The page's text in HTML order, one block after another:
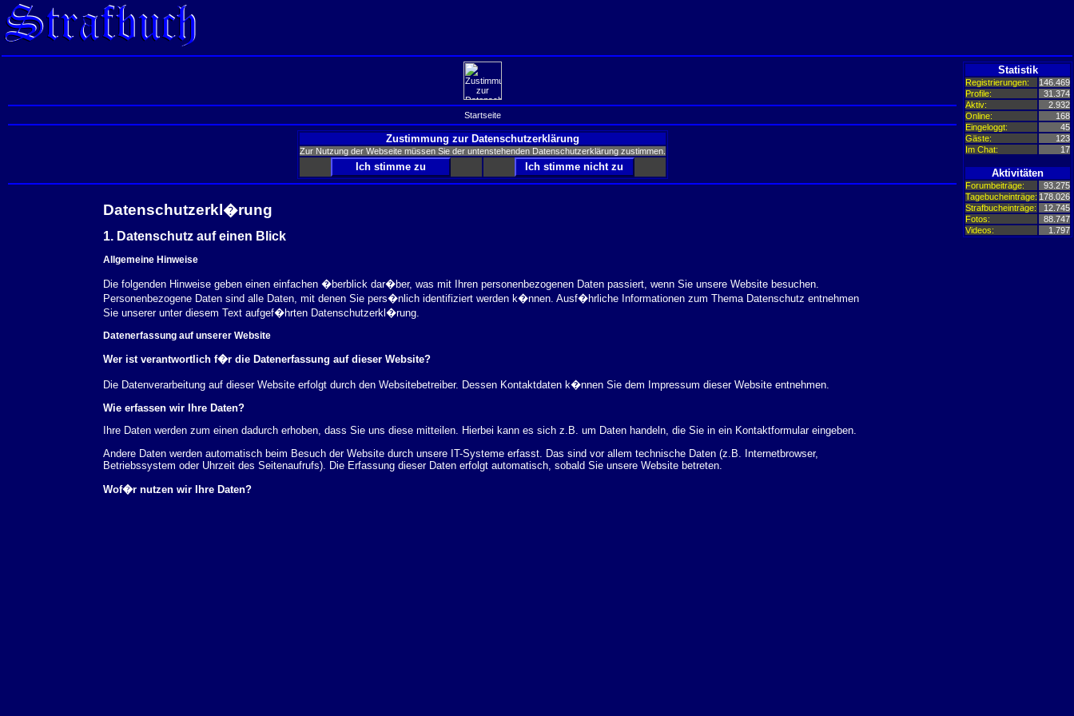
Startseite
Zustimmung zur Datenschutzerklärung
Zur Nutzung der Webseite müssen Sie der untenstehenden Datenschutzerklärung zustimmen.
Datenschutzerkl�rung
1. Datenschutz auf einen Blick
Allgemeine Hinweise
Die folgenden Hinweise geben einen einfachen �berblick dar�ber, was mit Ihren personenbezogenen Daten passiert, wenn Sie unsere Website besuchen.
Personenbezogene Daten sind alle Daten, mit denen Sie pers�nlich identifiziert werden k�nnen. Ausf�hrliche Informationen zum Thema Datenschutz entnehmen
Sie unserer unter diesem Text aufgef�hrten Datenschutzerkl�rung.
Datenerfassung auf unserer Website
Wer ist verantwortlich f�r die Datenerfassung auf dieser Website?
Die Datenverarbeitung auf dieser Website erfolgt durch den Websitebetreiber. Dessen Kontaktdaten k�nnen Sie dem Impressum dieser Website entnehmen.
Wie erfassen wir Ihre Daten?
Ihre Daten werden zum einen dadurch erhoben, dass Sie uns diese mitteilen. Hierbei kann es sich z.B. um Daten handeln, die Sie in ein Kontaktformular eingeben.
Andere Daten werden automatisch beim Besuch der Website durch unsere IT-Systeme erfasst. Das sind vor allem technische Daten (z.B. Internetbrowser,
Betriebssystem oder Uhrzeit des Seitenaufrufs). Die Erfassung dieser Daten erfolgt automatisch, sobald Sie unsere Website betreten.
Wof�r nutzen wir Ihre Daten?
Statistik
Registrierungen:
146.469
Profile:
31.374
Aktiv:
2.932
Online:
168
Eingeloggt:
45
Gäste:
123
Im Chat:
17
Aktivitäten
Forumbeiträge:
93.275
Tagebucheinträge: 178.026
Strafbucheinträge:
12.745
Fotos:
88.747
Videos:
1.797